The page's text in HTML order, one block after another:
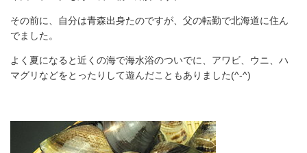
その前に、自分は青森出身たのですが、父の転勤で北海道に住ん
でました。
よく夏になると近くの海で海水浴のついでに、アワビ、ウニ、ハ
マグリなどをとったりして遊んだこともありました(^-^)